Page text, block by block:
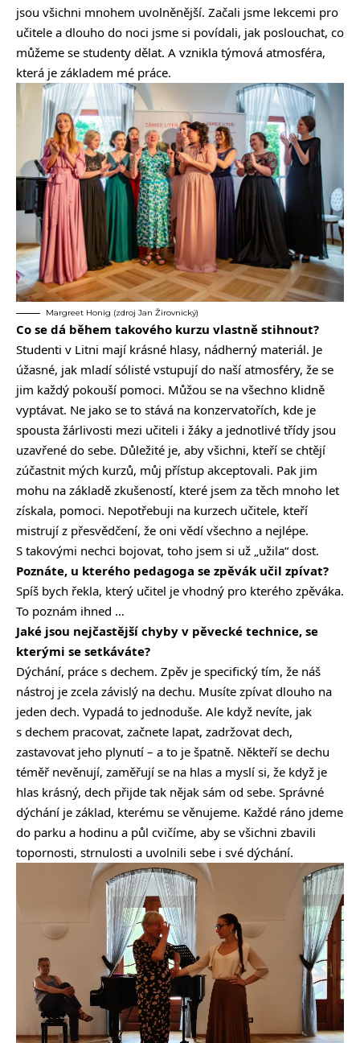
jsou všichni mnohem uvolněnější. Začali jsme lekcemi pro
učitele a dlouho do noci jsme si povídali, jak poslouchat, co
můžeme se studenty dělat. A vznikla týmová atmosféra,
která je základem mé práce.
Margreet Honig (zdroj Jan Žirovnický)
Co se dá během takového kurzu vlastně stihnout?
Studenti v Litni mají krásné hlasy, nádherný materiál. Je
úžasné, jak mladí sólisté vstupují do naší atmosféry, že se
jim každý pokouší pomoci. Můžou se na všechno klidně
vyptávat. Ne jako se to stává na konzervatořích, kde je
spousta žárlivosti mezi učiteli i žáky a jednotlivé třídy jsou
uzavřené do sebe. Důležité je, aby všichni, kteří se chtějí
zúčastnit mých kurzů, můj přístup akceptovali. Pak jim
mohu na základě zkušeností, které jsem za těch mnoho let
získala, pomoci. Nepotřebuji na kurzech učitele, kteří
mistrují z přesvědčení, že oni vědí všechno a nejlépe.
S takovými nechci bojovat, toho jsem si už „užila“ dost.
Poznáte, u kterého pedagoga se zpěvák učil zpívat?
Spíš bych řekla, který učitel je vhodný pro kterého zpěváka.
To poznám ihned …
Jaké jsou nejčastější chyby v pěvecké technice, se
kterými se setkáváte?
Dýchání, práce s dechem. Zpěv je specifický tím, že náš
nástroj je zcela závislý na dechu. Musíte zpívat dlouho na
jeden dech. Vypadá to jednoduše. Ale když nevíte, jak
s dechem pracovat, začnete lapat, zadržovat dech,
zastavovat jeho plynutí – a to je špatně. Někteří se dechu
téměř nevěnují, zaměřují se na hlas a myslí si, že když je
hlas krásný, dech přijde tak nějak sám od sebe. Správné
dýchání je základ, kterému se věnujeme. Každé ráno jdeme
do parku a hodinu a půl cvičíme, aby se všichni zbavili
topornosti, strnulosti a uvolnili sebe i své dýchání.